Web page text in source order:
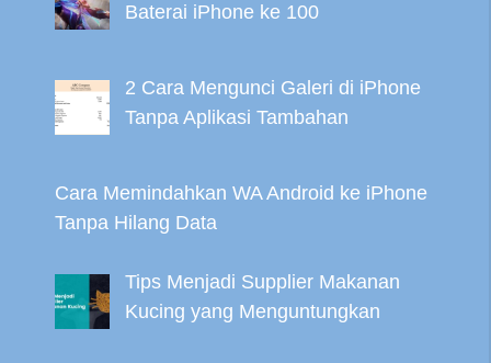
Baterai iPhone ke 100
2 Cara Mengunci Galeri di iPhone
Tanpa Aplikasi Tambahan
Cara Memindahkan WA Android ke iPhone
Tanpa Hilang Data
Tips Menjadi Supplier Makanan
Kucing yang Menguntungkan